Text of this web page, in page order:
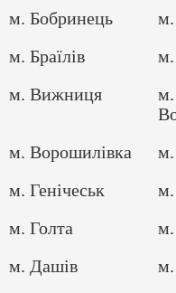
м. Бобринець
м.
м. Браїлів
м.
м. Вижниця
м. Ворошилівка
м.
м. Генічеськ
м.
м. Голта
м.
м. Дашів